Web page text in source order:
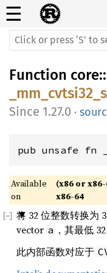
☰
Function core::
1.27.0 ·
pub unsafe fn
Available
on
(x86 or
x86-64
将 32 位整数转换为
vector a ，其最低
此内部函数对应于